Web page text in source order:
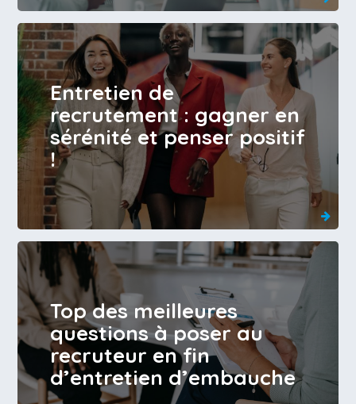
Entretien de
recrutement : gagner en
sérénité et penser positif
!
Top des meilleures
questions à poser au
recruteur en fin
d’entretien d’embauche